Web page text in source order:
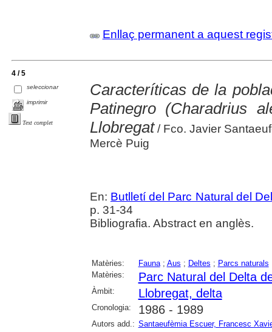
Enllaç permanent a aquest
4 / 5
seleccionar
imprimir
Text complet
Caracteríticas de la
Patinegro (Charadrius
Llobregat/ Fco. Javier
Mercè Puig
En: Butlletí del Parc Natural del
p. 31-34
Bibliografia. Abstract en anglès.
Matèries: Fauna; Aus ; Deltes ; Parcs naturals
Matèries:
Parc Natural del Delta
Àmbit: Llobregat, delta
Cronologia: 1986 - 1989
Autors add.: Santaeufèmia Escuer, Francesc